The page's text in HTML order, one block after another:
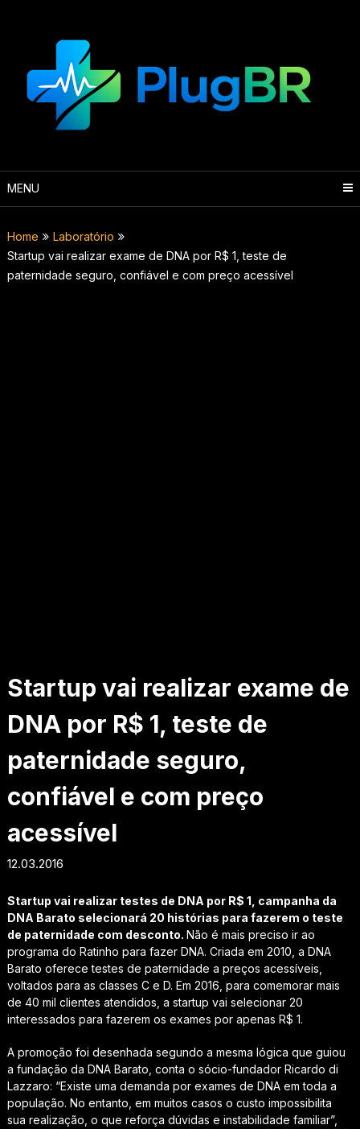
MENU
Home
Laboratório
Startup vai realizar exame de DNA por R$ 1, teste de
paternidade seguro, confiável e com preço acessível
Startup vai realizar exame de
DNA por R$ 1, teste de
paternidade seguro,
confiável e com preço
acessível
12.03.2016
Startup vai realizar testes de DNA por R$ 1, campanha da
DNA Barato selecionará 20 histórias para fazerem o teste
de paternidade com desconto. Não é mais preciso ir ao
programa do Ratinho para fazer DNA. Criada em 2010, a DNA
Barato oferece testes de paternidade a preços acessíveis,
voltados para as classes C e D. Em 2016, para comemorar mais
de 40 mil clientes atendidos, a startup vai selecionar 20
interessados para fazerem os exames por apenas R$ 1.
A promoção foi desenhada segundo a mesma lógica que guiou
a fundação da DNA Barato, conta o sócio-fundador Ricardo di
Lazzaro: “Existe uma demanda por exames de DNA em toda a
população. No entanto, em muitos casos o custo impossibilita
sua realização, o que reforça dúvidas e instabilidade familiar”,